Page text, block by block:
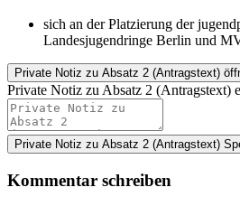
sich an der Platzierung der
Landesjugendringe Berlin und
Private Notiz zu Absatz 2 (Antragstext)
Private Notiz zu Absatz 2 (Antragstext)
Private Notiz zu Absatz 2 (Antragstext)
Kommentar schreiben